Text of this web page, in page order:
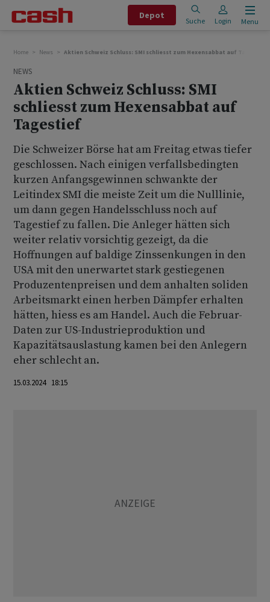
Depot
Suche Login Menu
Home News Aktien Schweiz Schluss: SMI schliesst zum Hexensabbat auf Tagestief
NEWS
Aktien Schweiz Schluss: SMI
schliesst zum Hexensabbat auf
Tagestief
Die Schweizer Börse hat am Freitag etwas tiefer
geschlossen. Nach einigen verfallsbedingten
kurzen Anfangsgewinnen schwankte der
Leitindex SMI die meiste Zeit um die Nulllinie,
um dann gegen Handelsschluss noch auf
Tagestief zu fallen. Die Anleger hätten sich
weiter relativ vorsichtig gezeigt, da die
Hoffnungen auf baldige Zinssenkungen in den
USA mit den unerwartet stark gestiegenen
Produzentenpreisen und dem anhalten soliden
Arbeitsmarkt einen herben Dämpfer erhalten
hätten, hiess es am Handel. Auch die Februar-
Daten zur US-Industrieproduktion und
Kapazitätsauslastung kamen bei den Anlegern
eher schlecht an.
15.03.2024 18:15